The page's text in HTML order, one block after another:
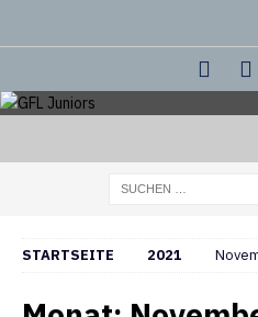
STARTSEITE 2021